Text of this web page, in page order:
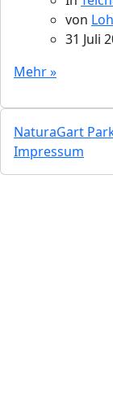
von
31 Juli
Mehr »
NaturaGart
Impressum